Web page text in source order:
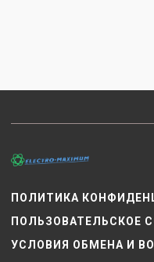
ПОЛИТИКА
ПОЛЬЗОВАТЕЛЬСКОЕ
УСЛОВИЯ ОБМЕНА И